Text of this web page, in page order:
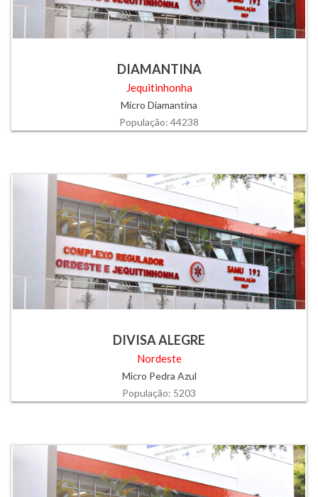
DIAMANTINA
Jequitinhonha
Micro Diamantina
População: 44238
DIVISA ALEGRE
Nordeste
Micro Pedra Azul
População: 5203